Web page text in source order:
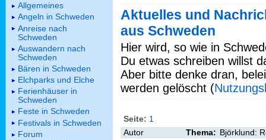
Aktuelles und
aus Schweden
Hier wird, so wie in
Du etwas schreiben willst
Aber bitte denke dran,
werden gelöscht (
Seite: 1
Autor
Thema: Björklund:
Allgemeines
Angeln in Schweden
Anreise nach
Schweden
Auswandern nach
Schweden
Bären in Schweden
Elchparks und Elche
Ferienhäuser in
Schweden
Feste in Schweden
Festivals in Schweden
Forum